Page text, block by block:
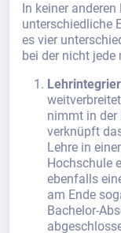
In keiner
unterschiedliche
es vier
bei der nicht jede
nimmt in der
verknüpft
Lehre in
Hochschule
ebenfalls
am Ende
Bachelor-